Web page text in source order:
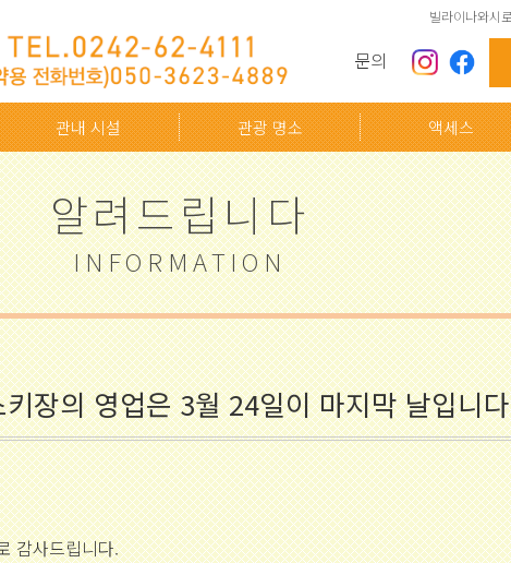
빌라이나와시
문의
관내 시설 관광 명소 액세스
알려드립니다
INFORMATION
장의 영업은 3월 24일이 마지막 날입니
감사드립니다.